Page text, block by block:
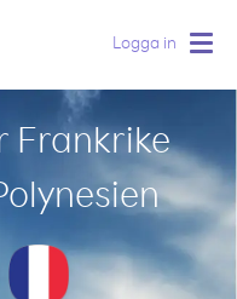
Logga in
Frankrike